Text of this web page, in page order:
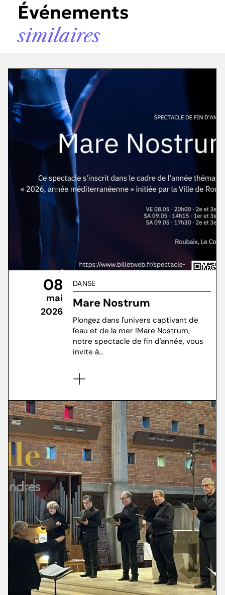
Événements
similaires
08
mai
2026
DANSE
Mare Nostrum
Plongez dans l'univers captivant de
l'eau et de la mer !Mare Nostrum,
notre spectacle de fin d'année, vous
invite à…